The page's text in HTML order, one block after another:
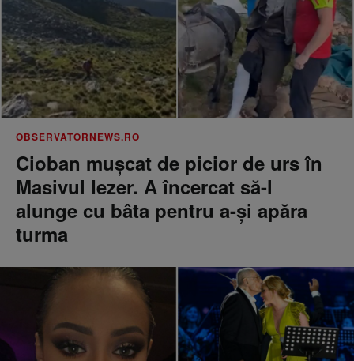
OBSERVATORNEWS.RO
Cioban muşcat de picior de urs în
Masivul Iezer. A încercat să-l
alunge cu bâta pentru a-şi apăra
turma